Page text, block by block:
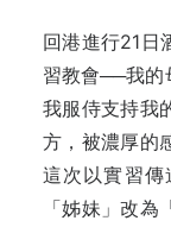
回港進行21日
習教會──我的
我服侍支持我
方，被濃厚的
這次以實習傳
「姊妹」改